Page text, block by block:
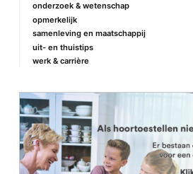
onderzoek & wetenschap
opmerkelijk
samenleving en maatschappij
uit- en thuistips
werk & carrière